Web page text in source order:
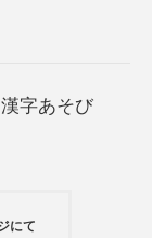
字あそび
にて